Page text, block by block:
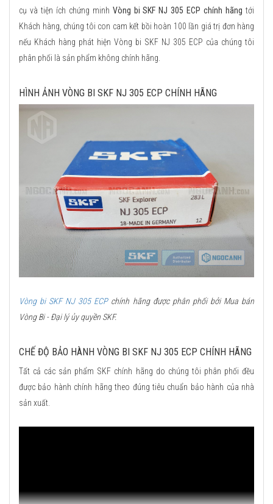
cụ và tiện ích chứng minh Vòng bi SKF NJ 305 ECP chính hãng tới
Khách hàng, chúng tôi con cam kết bồi hoàn 100 lần giá trị đơn hàng
nếu Khách hàng phát hiện Vòng bi SKF NJ 305 ECP của chúng tôi
phân phối là sản phẩm không chính hãng.
HÌNH ẢNH VÒNG BI SKF NJ 305 ECP CHÍNH HÃNG
Vòng bi SKF NJ 305 ECPchính hãng được phân phối bởi Mua bán
Vòng Bi - Đại lý ủy quyền SKF.
CHẾ ĐỘ BẢO HÀNH VÒNG BI SKF NJ 305 ECP CHÍNH HÃNG
Tất cả các sản phẩm SKF chính hãng do chúng tôi phân phối đều
được bảo hành chính hãng theo đúng tiêu chuẩn bảo hành của nhà
sản xuất.